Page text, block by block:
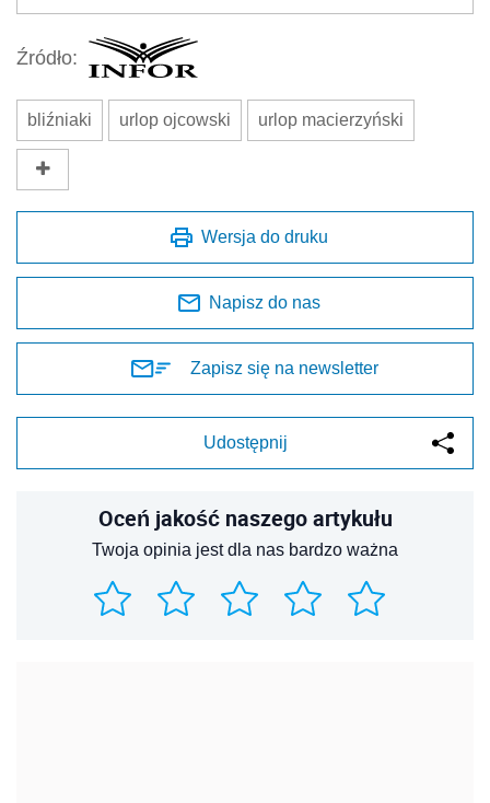
Źródło:
bliźniaki urlop ojcowski urlop macierzyński
Wersja do druku
Napisz do nas
Zapisz się na newsletter
Udostępnij
Oceń jakość naszego artykułu
Twoja opinia jest dla nas bardzo ważna